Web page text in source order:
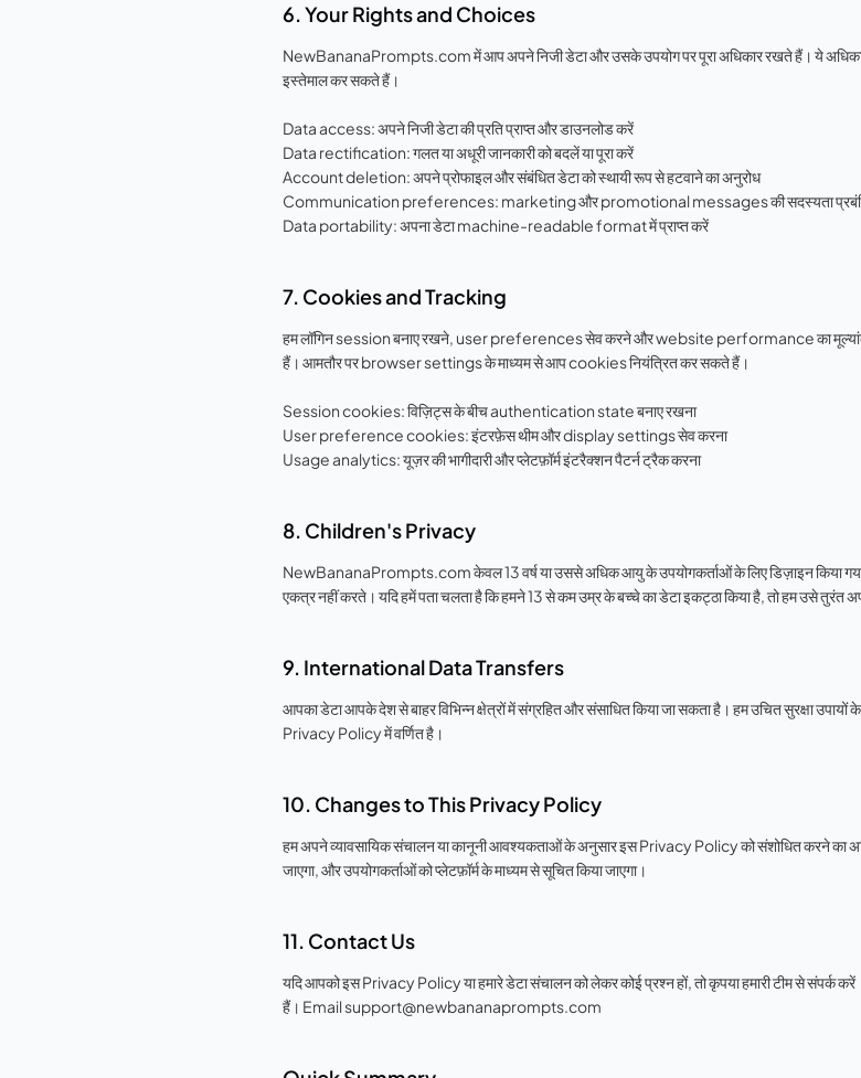
6. Your Rights and Choices
NewBananaPrompts.com में आप अपने निजी डेटा और उसके उपयोग पर पूरा अधिकार रखते हैं। ये
इस्तेमाल कर सकते हैं।
Data access: अपने निजी डेटा की प्रति प्राप्त और डाउनलोड करें
Data rectification: गलत या अधूरी जानकारी को बदलें या पूरा करें
Account deletion: अपने प्रोफाइल और संबंधित डेटा को स्थायी रूप से हटवाने का अनुरोध
Communication preferences: marketing और promotional messages की सदस्यता
Data portability: अपना डेटा machine-readable format में प्राप्त करें
7. Cookies and Tracking
हम लॉगिन session बनाए रखने, user preferences सेव करने और website performance का
हैं। आमतौर पर browser settings के माध्यम से आप cookies नियंत्रित कर सकते हैं।
Session cookies: विज़िट्स के बीच authentication state बनाए रखना
User preference cookies: इंटरफ़ेस थीम और display settings सेव करना
Usage analytics: यूज़र की भागीदारी और प्लेटफ़ॉर्म इंटरैक्शन पैटर्न ट्रैक करना
8. Children's Privacy
NewBananaPrompts.com केवल 13 वर्ष या उससे अधिक आयु के उपयोगकर्ताओं के लिए डिज़ाइन किया गया
एकत्र नहीं करते। यदि हमें पता चलता है कि हमने 13 से कम उम्र के बच्चे का डेटा इकट्ठा किया है, तो हम उसे तुरंत
9. International Data Transfers
आपका डेटा आपके देश से बाहर विभिन्न क्षेत्रों में संग्रहित और संसाधित किया जा सकता है। हम उचित सुरक्षा
Privacy Policy में वर्णित है।
10. Changes to This Privacy Policy
हम अपने व्यावसायिक संचालन या कानूनी आवश्यकताओं के अनुसार इस Privacy Policy को संशोधित करने का
जाएगा, और उपयोगकर्ताओं को प्लेटफ़ॉर्म के माध्यम से सूचित किया जाएगा।
11. Contact Us
यदि आपको इस Privacy Policy या हमारे डेटा संचालन को लेकर कोई प्रश्न हों, तो कृपया हमारी टीम से संपर्क
हैं। Emailsupport@newbananaprompts.com